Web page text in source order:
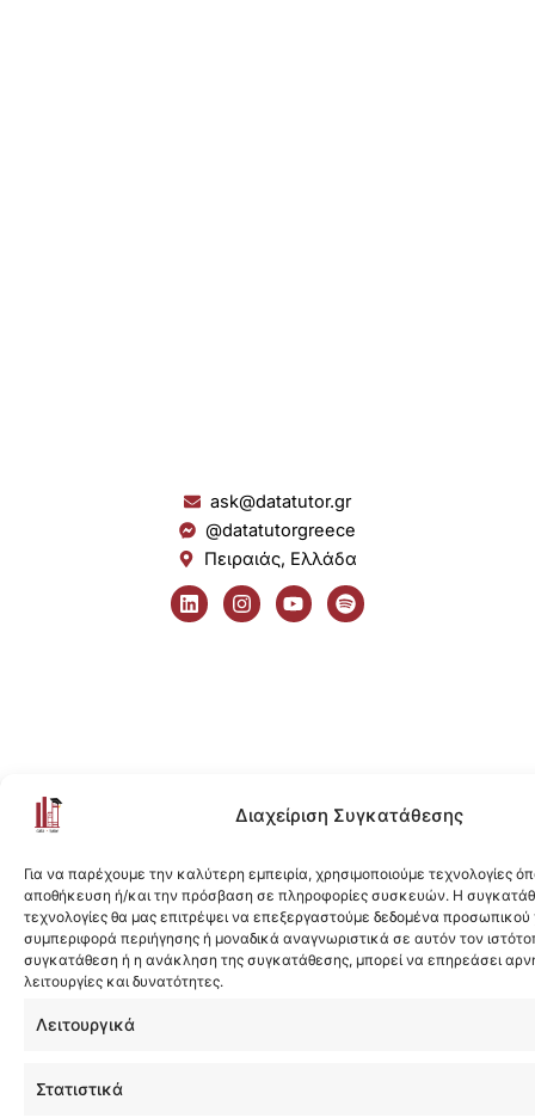
Διαχείριση Συγκατάθεσης
Για να παρέχουμε την καλύτερη εμπειρία, χρησιμοποιούμε τεχνολογίες
αποθήκευση ή/και την πρόσβαση σε πληροφορίες συσκευών. Η
τεχνολογίες θα μας επιτρέψει να επεξεργαστούμε δεδομένα
συμπεριφορά περιήγησης ή μοναδικά αναγνωριστικά σε αυτόν τον
συγκατάθεση ή η ανάκληση της συγκατάθεσης, μπορεί να επηρεάσει
λειτουργίες και δυνατότητες.
Λειτουργικά
Στατιστικά
ask@datatutor.gr
@datatutorgreece
Πειραιάς, Ελλάδα
L
i
n
I
n
s
Y
o
u
S
p
o